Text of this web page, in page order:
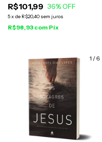
R$101,99 36% OFF
5x de R$20,40 sem juros
R$98,93 com Pix
1 / 6